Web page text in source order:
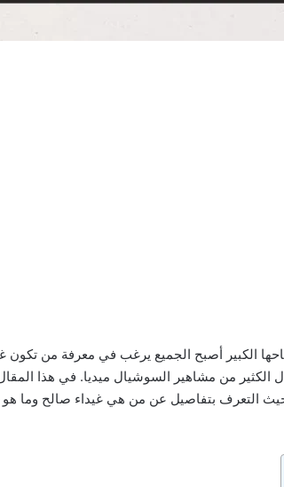
الكبير أصبح الجميع يرغب في معرفة من تكون
الكثير من مشاهير السوشيال ميديا. في هذا
التعرف بتفاصيل عن من هي غيداء صالح وما